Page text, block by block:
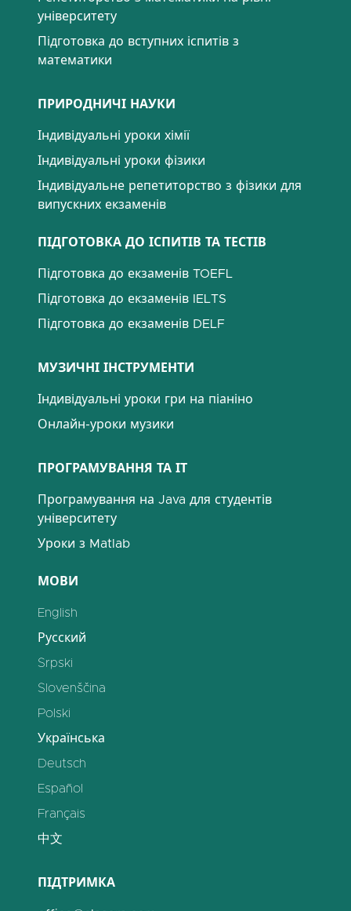
університету
Підготовка до вступних іспитів з
математики
ПРИРОДНИЧІ НАУКИ
Індивідуальні уроки хімії
Індивідуальні уроки фізики
Індивідуальне репетиторство з фізики для
випускних екзаменів
ПІДГОТОВКА ДО ІСПИТІВ ТА ТЕСТІВ
Підготовка до екзаменів TOEFL
Підготовка до екзаменів IELTS
Підготовка до екзаменів DELF
МУЗИЧНІ ІНСТРУМЕНТИ
Індивідуальні уроки гри на піаніно
Онлайн-уроки музики
ПРОГРАМУВАННЯ ТА ІТ
Програмування на Java для студентів
університету
Уроки з Matlab
МОВИ
English
Русский
Srpski
Slovenščina
Polski
Українська
Deutsch
Español
Français
中文
ПІДТРИМКА